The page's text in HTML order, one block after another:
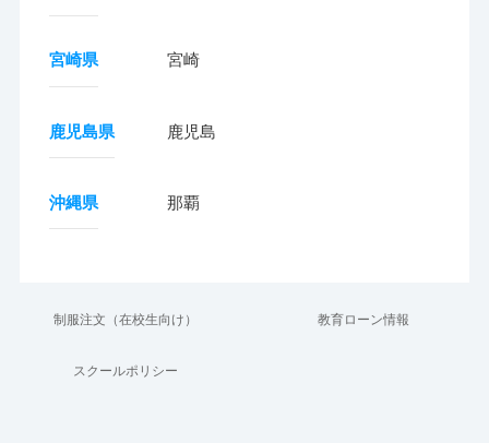
宮崎県 宮崎
鹿児島県 鹿児島
沖縄県 那覇
制服注文（在校生向け） 教育ローン情報
スクールポリシー